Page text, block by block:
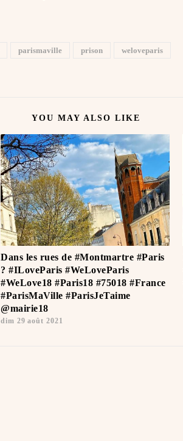
parismaville prison weloveparis
YOU MAY ALSO LIKE
Dans les rues de #Montmartre #Paris
? #ILoveParis #WeLoveParis
#WeLove18 #Paris18 #75018 #France
#ParisMaVille #ParisJeTaime ️
@mairie18
dim 29 août 2021